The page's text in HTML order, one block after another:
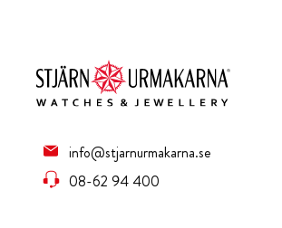
info@stjarnurmakarna.se
08-62 94 400